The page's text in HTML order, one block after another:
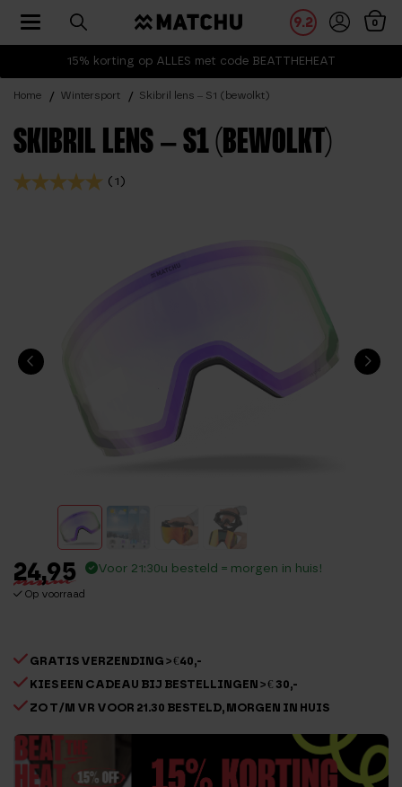
15% korting op ALLES met code BEATTHEHEAT
9.2 0
Toggle navigation
Home Wintersport Skibril lens – S1 (bewolkt)
SKIBRIL LENS – S1 (BEWOLKT)
(1)
24,95
Op voorraad
Voor 21:30u besteld = morgen in huis!
GRATIS VERZENDING > €40,-
KIES EEN CADEAU BIJ BESTELLINGEN > € 30,-
ZO T/M VR VOOR 21.30 BESTELD, MORGEN IN HUIS